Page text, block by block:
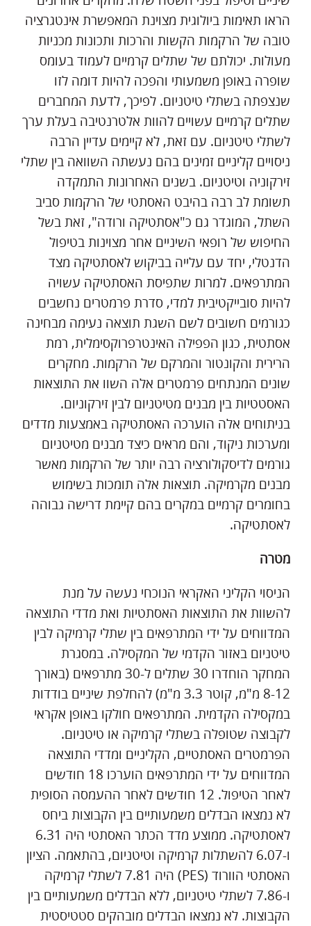
הראו תאימות ביולוגית מצוינת המאפשרת אינטגרציה
טובה של הרקמות הקשות והרכות ותכונות מכניות
מעולות. יכולתם של שתלים קרמיים לעמוד בעומס
שופרה באופן משמעותי והפכה להיות דומה לזו
שנצפתה בשתלי טיטניום. לפיכך, לדעת המחברים
שתלים קרמיים עשויים להוות אלטרנטיבה בעלת ערך
לשתלי טיטניום. עם זאת, לא קיימים עדיין הרבה
ניסויים קליניים זמינים בהם נעשתה השוואה בין שתלי
זירקוניה וטיטניום. בשנים האחרונות התמקדה
תשומת לב רבה בהיבט האסתטי של הרקמות סביב
השתל, המוגדר גם כ"אסתטיקה ורודה", זאת בשל
החיפוש של רופאי השיניים אחר מצוינות בטיפול
הדנטלי, יחד עם עלייה בביקוש לאסתטיקה מצד
המתרפאים. למרות שתפיסת האסתטיקה עשויה
להיות סובייקטיבית למדי, סדרת פרמטרים נחשבים
כגורמים חשובים לשם השגת תוצאה נעימה מבחינה
אסתטית, כגון הפפילה האינטרפרוקסימלית, רמת
הרירית והקונטור והמרקם של הרקמות. מחקרים
שונים המנתחים פרמטרים אלה השוו את התוצאות
האסטטיות בין מבנים מטיטניום לבין זירקוניום.
בניתוחים אלה הוערכה האסתטיקה באמצעות מדדים
ומערכות ניקוד, והם מראים כיצד מבנים מטיטניום
גורמים לדיסקולורציה רבה יותר של הרקמות מאשר
מבנים מקרמיקה. תוצאות אלה תומכות בשימוש
בחומרים קרמיים במקרים בהם קיימת דרישה גבוהה
לאסתטיקה.
מטרה
הניסוי הקליני האקראי הנוכחי נעשה על מנת
להשוות את התוצאות האסתטיות ואת מדדי התוצאה
המדווחים על ידי המתרפאים בין שתלי קרמיקה לבין
טיטניום באזור הקדמי של המקסילה. במסגרת
המחקר הוחדרו 30 שתלים ל-30 מתרפאים (באורך
8-12 מ"מ, קוטר 3.3 מ"מ) להחלפת שיניים בודדות
במקסילה הקדמית. המתרפאים חולקו באופן אקראי
לקבוצה שטופלה בשתלי קרמיקה או טיטניום.
הפרמטרים האסתטיים, הקליניים ומדדי התוצאה
המדווחים על ידי המתרפאים הוערכו 18 חודשים
לאחר הטיפול. 12 חודשים לאחר ההעמסה הסופית
לא נמצאו הבדלים משמעותיים בין הקבוצות ביחס
לאסתטיקה. ממוצע מדד הכתר האסתטי היה 6.31
ו-6.07 להשתלות קרמיקה וטיטניום, בהתאמה. הציון
האסתטי הוורוד (PES) היה 7.81 לשתלי קרמיקה
ו-7.86 לשתלי טיטניום, ללא הבדלים משמעותיים בין
הקבוצות. לא נמצאו הבדלים מובהקים סטטיסטית